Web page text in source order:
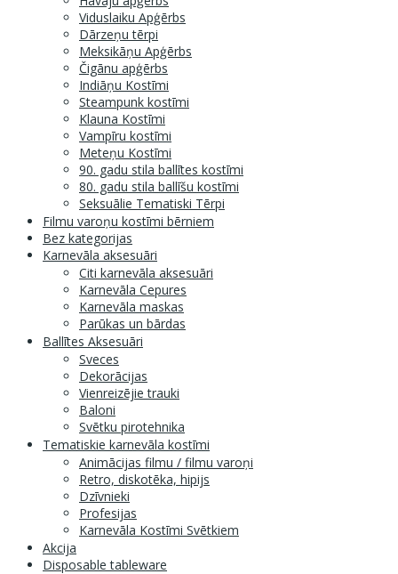
Viduslaiku Apģērbs
Dārzeņu tērpi
Meksikāņu Apģērbs
Čigānu apģērbs
Indiāņu Kostīmi
Steampunk kostīmi
Klauna Kostīmi
Vampīru kostīmi
Meteņu Kostīmi
90. gadu stila ballītes kostīmi
80. gadu stila ballīšu kostīmi
Seksuālie Tematiski Tērpi
Filmu varoņu kostīmi bērniem
Bez kategorijas
Karnevāla aksesuāri
Citi karnevāla aksesuāri
Karnevāla Cepures
Karnevāla maskas
Parūkas un bārdas
Ballītes Aksesuāri
Sveces
Dekorācijas
Vienreizējie trauki
Baloni
Svētku pirotehnika
Tematiskie karnevāla kostīmi
Animācijas filmu / filmu varoņi
Retro, diskotēka, hipijs
Dzīvnieki
Profesijas
Karnevāla Kostīmi Svētkiem
Akcija
Disposable tableware